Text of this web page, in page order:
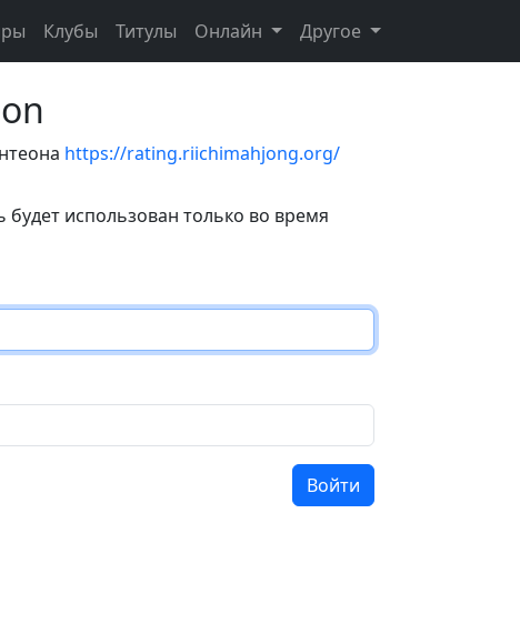
Клубы Титулы Онлайн Другое
https://rating.riichimahjong.org/
использован только во время
Войти